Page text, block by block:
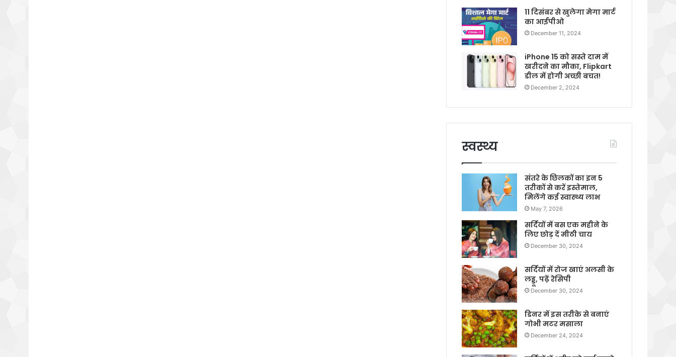
11 दिसंबर से खुलेगा मेगा मार्ट
का आईपीओ
December 11, 2024
iPhone 15 को सस्ते दाम में
खरीदने का मौका, Flipkart
डील में होगी अच्छी बचत!
December 2, 2024
स्वस्थ्य
संतरे के छिलकों का इन 5
तरीकों से करें इस्तेमाल,
मिलेंगे कई स्वास्थ्य लाभ
May 7, 2026
सर्दियों में बस एक महीने के
लिए छोड़ दें मीठी चाय
December 30, 2024
सर्दियों में रोज खाएं अलसी के
लड्डू, पढ़ें रेसिपी
December 30, 2024
डिनर में इस तरीके से बनाएं
गोभी मटर मसाला
December 24, 2024